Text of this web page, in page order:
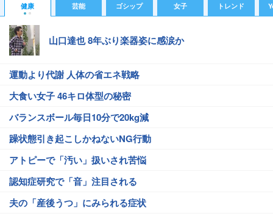
健康 芸能 ゴシップ 女子 トレンド
山口達也 8年ぶり楽器姿に感涙か
運動より代謝 人体の省エネ戦略
大食い女子 46キロ体型の秘密
バランスボール毎日10分で20kg減
躁状態引き起こしかねないNG行動
アトピーで「汚い」扱いされ苦悩
認知症研究で「音」注目される
夫の「産後うつ」にみられる症状